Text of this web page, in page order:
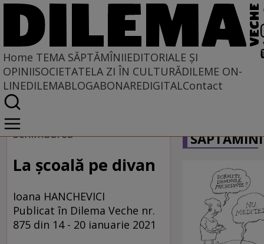
Home TEMA SĂPTĂMÎNIIEDITORIALE ȘI
OPINIISOCIETATELA ZI ÎN CULTURĂDILEME ON-
LINEDILEMABLOGABONAREDIGITALContact
Home
Tema săptămînii
Schimbarea
La școală pe divan
Ioana HANCHEVICI
Publicat în Dilema Veche nr.
875 din 14 - 20 ianuarie 2021